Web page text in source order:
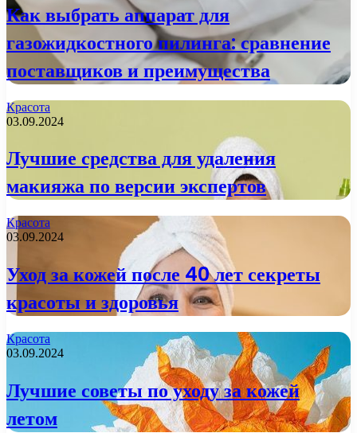
Как выбрать аппарат для
газожидкостного пилинга: сравнение
поставщиков и преимущества
Красота
03.09.2024
Лучшие средства для удаления
макияжа по версии экспертов
Красота
03.09.2024
Уход за кожей после 40 лет секреты
красоты и здоровья
Красота
03.09.2024
Лучшие советы по уходу за кожей
летом